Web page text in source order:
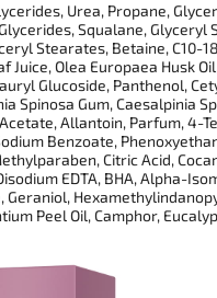
Urea, Propane,
Squalane, Glyceryl
Stearates, Betaine, C10-
Juice, Olea Europaea Husk
Glucoside, Panthenol,
Spinosa Gum, Caesalpinia
Allantoin, Parfum, 4-
Benzoate,
Citric Acid,
EDTA, BHA, Alpha-
Geraniol,
Peel Oil, Camphor,